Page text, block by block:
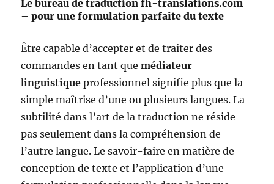
Le bureau de traduction fh-translations.com
– pour une formulation parfaite du texte
Être capable d’accepter et de traiter des
commandes en tant quemédiateur
linguistique professionnel signifie plus que la
simple maîtrise d’une ou plusieurs langues. La
subtilité dans l’art de la traduction ne réside
pas seulement dans la compréhension de
l’autre langue. Le savoir-faire en matière de
conception de texte et l’application d’une